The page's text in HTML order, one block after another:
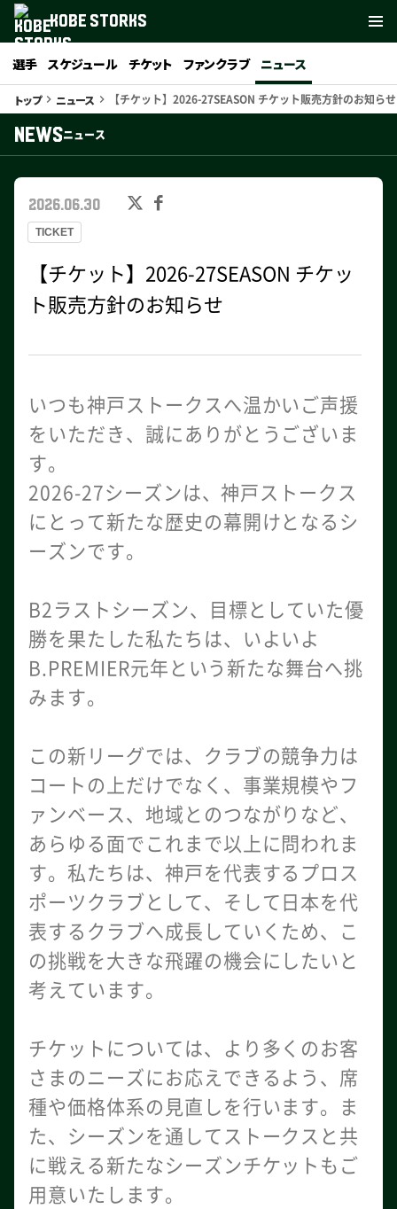
KOBE STORKS
選手 スケジュール チケット ファンクラブ ニュース
トップkeyboard_arrow_right ニュース keyboard_arrow_right 【チケット】2026-27SEASON チケット販売方針のお知らせ
NEWSニュース
TICKET
2026.06.30
【チケット】2026-27SEASON チケッ
ト販売方針のお知らせ
いつも神戸ストークスへ温かいご声援
をいただき、誠にありがとうございま
す。
2026-27シーズンは、神戸ストークス
にとって新たな歴史の幕開けとなるシ
ーズンです。
B2ラストシーズン、目標としていた優
勝を果たした私たちは、いよいよ
B.PREMIER元年という新たな舞台へ挑
みます。
この新リーグでは、クラブの競争力は
コートの上だけでなく、事業規模やフ
ァンベース、地域とのつながりなど、
あらゆる面でこれまで以上に問われま
す。私たちは、神戸を代表するプロス
ポーツクラブとして、そして日本を代
表するクラブへ成長していくため、こ
の挑戦を大きな飛躍の機会にしたいと
考えています。
チケットについては、より多くのお客
さまのニーズにお応えできるよう、席
種や価格体系の見直しを行います。ま
た、シーズンを通してストークスと共
に戦える新たなシーズンチケットもご
用意いたします。